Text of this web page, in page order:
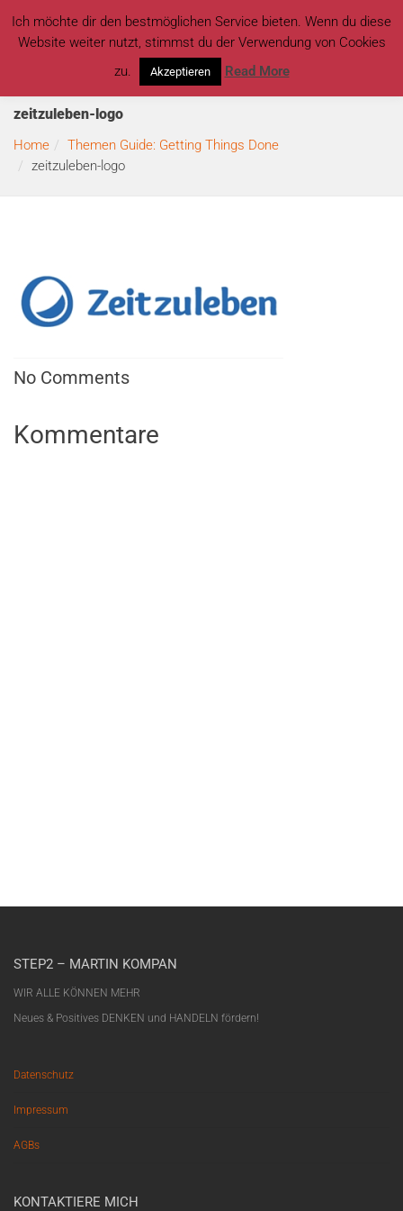
zeitzuleben-logo
Home
Themen Guide: Getting Things Done
zeitzuleben-logo
No Comments
Kommentare
STEP2 – MARTIN KOMPAN
WIR ALLE KÖNNEN MEHR
Neues & Positives DENKEN und HANDELN fördern!
Datenschutz
Impressum
AGBs
KONTAKTIERE MICH
Ich möchte dir den bestmöglichen Service bieten. Wenn du diese
Website weiter nutzt, stimmst du der Verwendung von Cookies
zu.
Akzeptieren Read More